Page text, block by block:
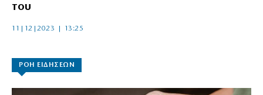
του
11|12|2023 | 13:25
ΡΟΗ ΕΙΔΗΣΕΩΝ